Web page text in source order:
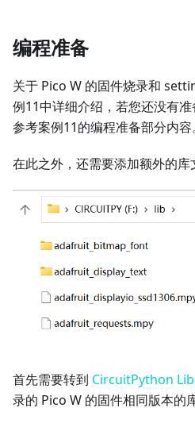
编程准备
关于 Pico W 的固件烧录和
例11中详细介绍，若您还没有
参考案例11的编程准备部分内容。
在此之外，还需要添加额外的库
首先需要转到 CircuitPython
录的 Pico W 的固件相同版本的